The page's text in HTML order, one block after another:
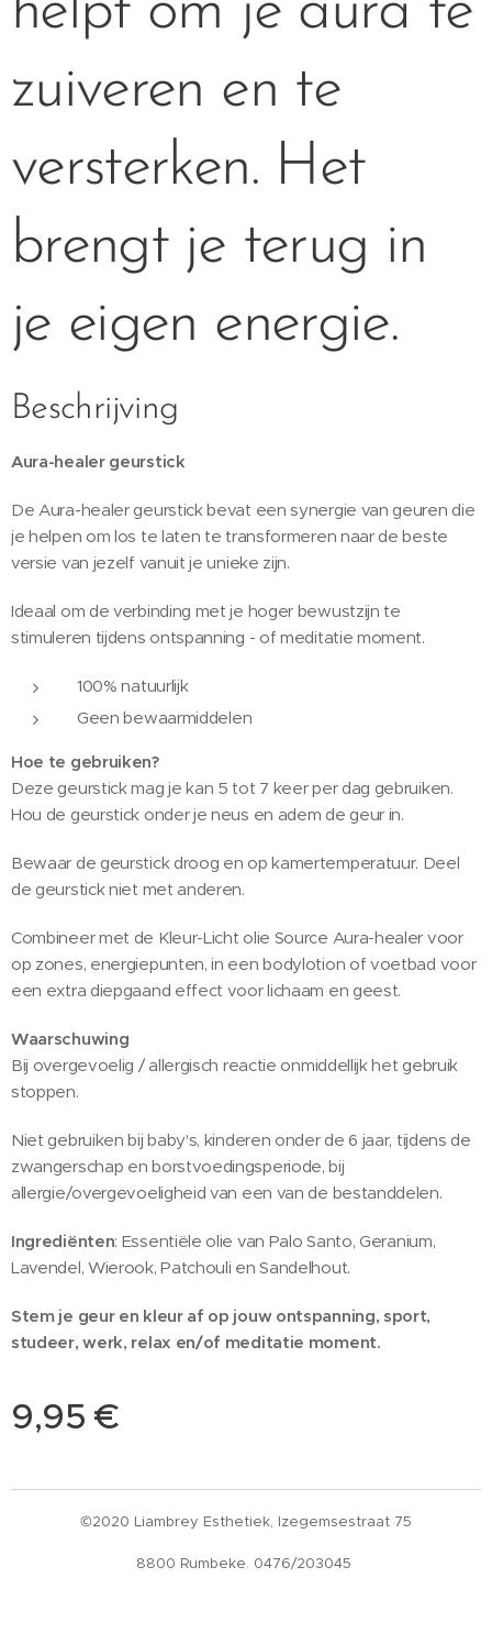
helpt om je aura te
zuiveren en te
versterken. Het
brengt je terug in
je eigen energie.
Beschrijving
Aura-healer geurstick
De Aura-healer geurstick bevat een synergie van geuren die
je helpen om los te laten te transformeren naar de beste
versie van jezelf vanuit je unieke zijn.
Ideaal om de verbinding met je hoger bewustzijn te
stimuleren tijdens ontspanning - of meditatie moment.
100% natuurlijk
Geen bewaarmiddelen
Hoe te gebruiken?
Deze geurstick mag je kan 5 tot 7 keer per dag gebruiken.
Hou de geurstick onder je neus en adem de geur in.
Bewaar de geurstick droog en op kamertemperatuur. Deel
de geurstick niet met anderen.
Combineer met de Kleur-Licht olie Source Aura-healer voor
op zones, energiepunten, in een bodylotion of voetbad voor
een extra diepgaand effect voor lichaam en geest.
Waarschuwing
Bij overgevoelig / allergisch reactie onmiddellijk het gebruik
stoppen.
Niet gebruiken bij baby's, kinderen onder de 6 jaar, tijdens de
zwangerschap en borstvoedingsperiode, bij
allergie/overgevoeligheid van een van de bestanddelen.
Ingrediënten: Essentiële olie van Palo Santo, Geranium,
Lavendel, Wierook, Patchouli en Sandelhout.
Stem je geur en kleur af op jouw ontspanning, sport,
studeer, werk, relax en/of meditatie moment.
9,95 €
©2020 Liambrey Esthetiek, Izegemsestraat 75
8800 Rumbeke. 0476/203045